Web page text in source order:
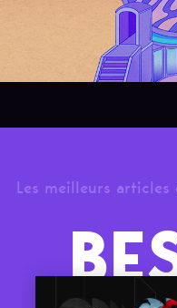
Les meilleurs